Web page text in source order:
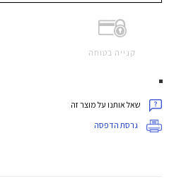
קנייה בטוחה
שאל אותנו על מוצר זה
גרסת הדפסה